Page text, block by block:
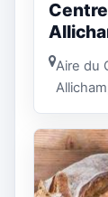
Aire du